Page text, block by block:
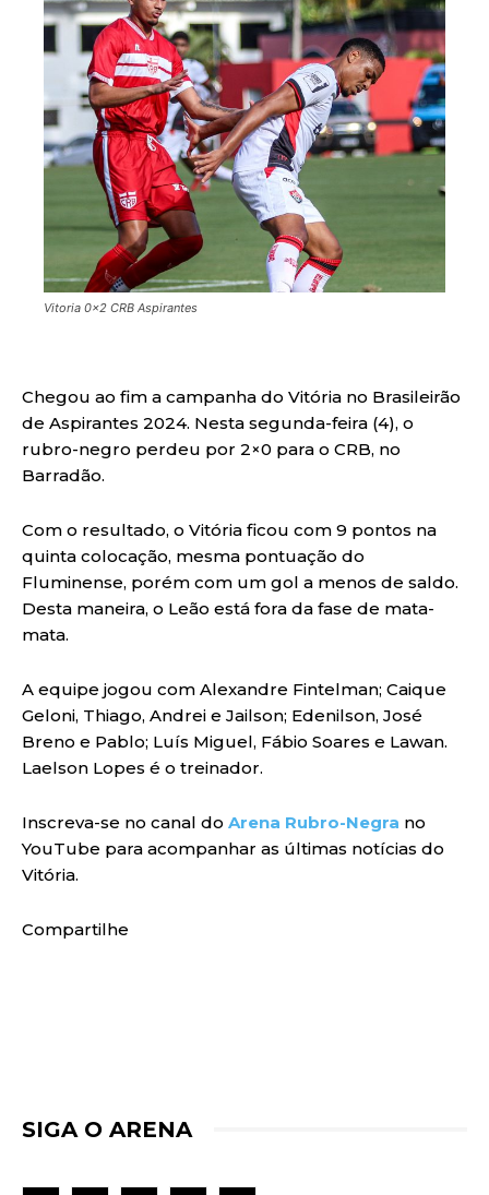
Vitoria 0x2 CRB Aspirantes
Chegou ao fim a campanha do Vitória no Brasileirão
de Aspirantes 2024. Nesta segunda-feira (4), o
rubro-negro perdeu por 2×0 para o CRB, no
Barradão.
Com o resultado, o Vitória ficou com 9 pontos na
quinta colocação, mesma pontuação do
Fluminense, porém com um gol a menos de saldo.
Desta maneira, o Leão está fora da fase de mata-
mata.
A equipe jogou com Alexandre Fintelman; Caique
Geloni, Thiago, Andrei e Jailson; Edenilson, José
Breno e Pablo; Luís Miguel, Fábio Soares e Lawan.
Laelson Lopes é o treinador.
Inscreva-se no canal do Arena Rubro-Negra no
YouTube para acompanhar as últimas notícias do
Vitória.
Compartilhe
SIGA O ARENA